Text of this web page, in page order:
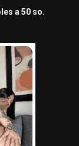
a 50 so.